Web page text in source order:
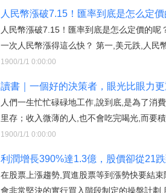
人民幣漲破7.15！匯率到底是怎么定
人民幣漲破7.15！匯率到底是怎么定價的
一次人民幣漲得這么快？ 第一,美元跌,人民
1900/1/1 0:00:00
讀書｜一個好的決策者，眼光比眼力
人們一生忙忙碌碌地工作,說到底,是為了消
里存；收入微薄的人,也不會吃完喝光,而要
1900/1/1 0:00:00
利潤增長390%達1.3億，股價卻從21
在股票上漲趨勢,買進股票等到漲勢快要結
會非常堅決的實行買入階段制定的操盤計劃,